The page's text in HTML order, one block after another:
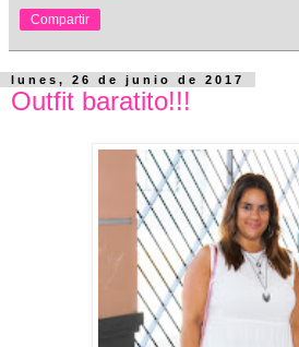
Compartir
lunes, 26 de junio de 2017
Outfit baratito!!!